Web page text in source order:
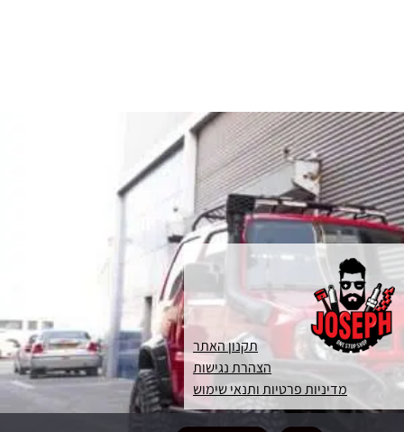
תקנון האתר
הצהרת נגישות
מדיניות פרטיות ותנאי שימוש